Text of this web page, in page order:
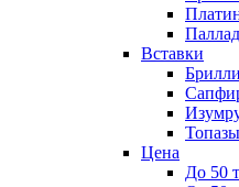
Вставки
Топазы
Цена
До 50